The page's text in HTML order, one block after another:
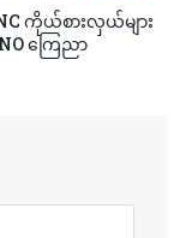
ကိုယ်စားလှယ်များ
ကြေညာ